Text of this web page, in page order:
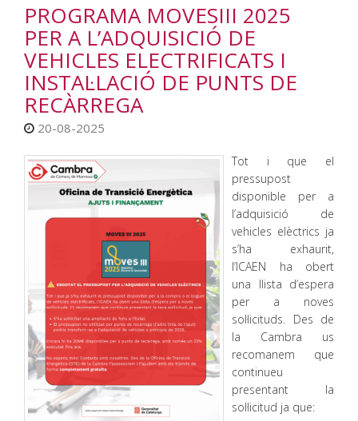
PROGRAMA MOVESIII 2025
PER A L’ADQUISICIÓ DE
VEHICLES ELECTRIFICATS I
INSTAL·LACIÓ DE PUNTS DE
RECÀRREGA
20-08-2025
Tot i que el
pressupost
disponible per a
l’adquisició de
vehicles elèctrics ja
s’ha exhaurit,
l’ICAEN ha obert
una llista d’espera
per a noves
sol·licituds. Des de
la Cambra us
recomanem que
continueu
presentant la
sol·licitud ja que: